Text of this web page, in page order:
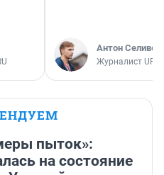
Антон
Журналист
пыток»:
на состояние